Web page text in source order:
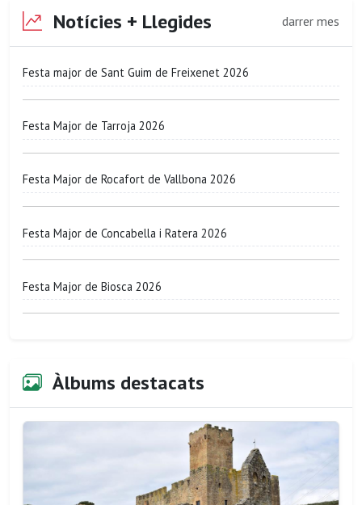
Notícies + Llegides darrer mes
Festa major de Sant Guim de Freixenet 2026
Festa Major de Tarroja 2026
Festa Major de Rocafort de Vallbona 2026
Festa Major de Concabella i Ratera 2026
Festa Major de Biosca 2026
Àlbums destacats